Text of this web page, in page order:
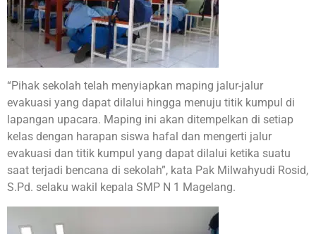
“Pihak sekolah telah menyiapkan maping jalur-jalur
evakuasi yang dapat dilalui hingga menuju titik kumpul di
lapangan upacara. Maping ini akan ditempelkan di setiap
kelas dengan harapan siswa hafal dan mengerti jalur
evakuasi dan titik kumpul yang dapat dilalui ketika suatu
saat terjadi bencana di sekolah”, kata Pak Milwahyudi Rosid,
S.Pd. selaku wakil kepala SMP N 1 Magelang.